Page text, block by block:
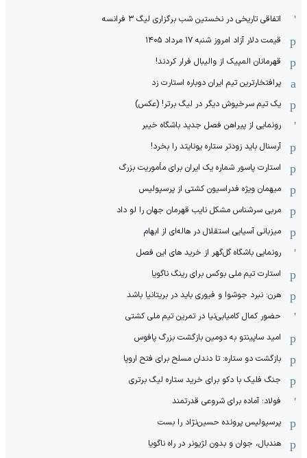
اتفاقی تاریخی در نخستین شب برگزاری لیگ ۳ فرانسه
قیمت دلار آزاد امروز شنبه ۱۷ مرداد ۱۴۰۵
قهرمانان المپیک از والیبال فرار کردند!
پرافتخارترین تیم ایران دوباره استارت زد
یک تیم سرخپوش دیگر در لیگ برتر! (عکس)
رونمایی از پیراهن فصل جدید باشگاه خیبر
آرسنال باید زودتر ستاره یونایتد را بخرد!
استارت پاسور شماره یک ایران برای مأموریت بزرگ
میهمان ویژه فدراسیون کشتی از پرسپولیس
مربی سرشناس مشکل نایب قهرمان جهان را لو داد
میزبانی آسیایی استقلال در هاله‌ای از ابهام
رونمایی باشگاه گل‌گهر از خرید های این فصل
استارت تیم ملی بوکس برای رینگ ناگویا
هرن: نبرد جوشوا و فیوری باید در بریتانیا باشد
حضور کمال کامیابی‌نیا در تمرین تیم ملی کشتی
امید ساپینتو به دومین بازگشت بزرگ پافوس
بازگشت دو ستاره: تا دندان مسلح برای فتح اروپا
جنگ فلیک با دکو برای خرید ستاره لیگ برتری
فولاد؛ آماده برای شروعی قدرتمند
پرسپولیس پرونده حسین‌نژاد را بست
هندبال، جوان و بدون لژیونر در راه ناگویا